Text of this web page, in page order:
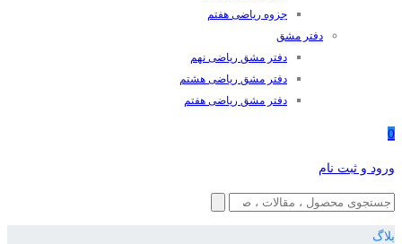
جزوه ریاضی هفتم
دفتر مشق
دفتر مشق ریاضی نهم
دفتر مشق ریاضی هشتم
دفتر مشق ریاضی هفتم
0
ورود و ثبت نام
بلاگ